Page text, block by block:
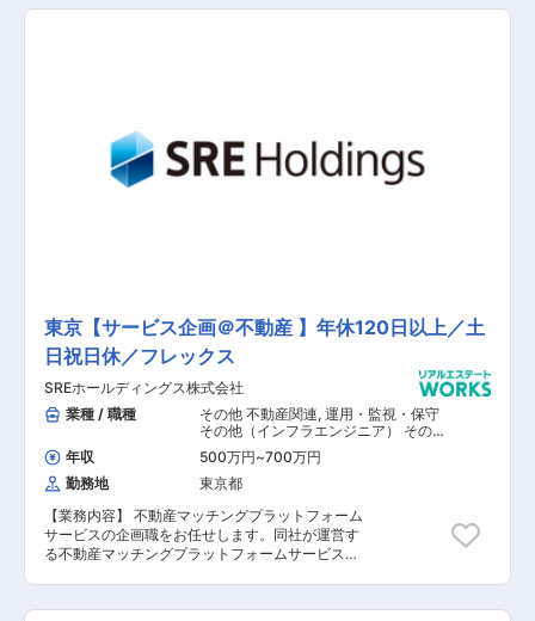
の利益最大化を実現する為、コア事業
RENOSY Xで提供しているSaaSプロダクトにつ
いて、各ステークホルダーとの調整を含めたプロ
ダクトディレクションを通じ、プロダクト全体の
client その他：Slack・Salesforce（Pardot）・
Confluence・G Suite・Adobe XD・Figma 【具
体的な業務内容】 ■サービス・機能開発における
ジェクトマネジメント ■ステークホルダーやビジ
ネスの構造的な理解と課題の特定 ■課題特定に必
要なデータ分析やヒアリングなどの調査 【担当者
コメント】 「テクノロジー x イノベーションで、
人々に感動を。」というミッションのもと、過去
最高のスピードで成長する組織づくりに関われ
る、裁量大きいやりがいのあるポジションです。
運用ではなく企画から関わりたい、成長企業で長
くキャリアを積みたい方におススメです。また、
会社全体の約7割が中途社員で構成され、年功序
列の風土はなく風通しのよい組織であり、働くマ
東京【サービス企画＠不動産 】年休120日以上／土
日祝日休／フレックス
SREホールディングス株式会社
業種 / 職種
その他 不動産関連, 運用・監視・保守
その他（インフラエンジニア） その
他 システム開発・運用
年収 500万円~700万円
勤務地
東京都
【業務内容】 不動産マッチングプラットフォーム
サービスの企画職をお任せします。同社が運営す
る不動産マッチングプラットフォームサービスに
じまり、立案や推進をお願いします。 また、次に